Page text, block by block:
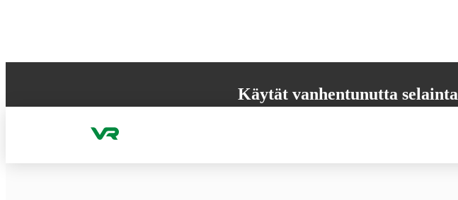
Käytät vanhentunutta selainta